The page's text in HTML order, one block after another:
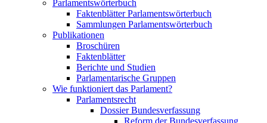
Parlamentswörterbuch
Faktenblätter Parlamentswörterbuch
Sammlungen Parlamentswörterbuch
Publikationen
Broschüren
Faktenblätter
Berichte und Studien
Parlamentarische Gruppen
Wie funktioniert das Parlament?
Parlamentsrecht
Dossier Bundesverfassung